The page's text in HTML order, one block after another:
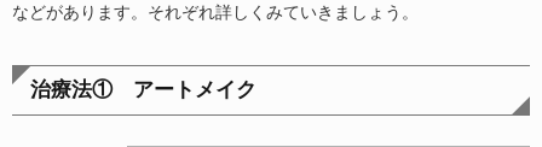
などがあります。それぞれ詳しくみていきましょう。
治療法① アートメイク